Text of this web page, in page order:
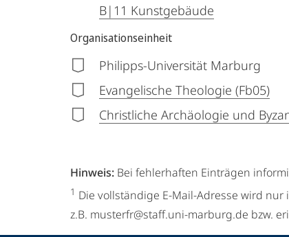
B|11 Kunstgebäude
Organisationseinheit
Philipps-Universität Marburg
Evangelische Theologie (Fb05)
Christliche Archäologie und
Hinweis: Bei fehlerhaften Einträgen
1 Die vollständige E-Mail-Adresse wird
z.B. musterfr@staff.uni-marburg.de bzw.